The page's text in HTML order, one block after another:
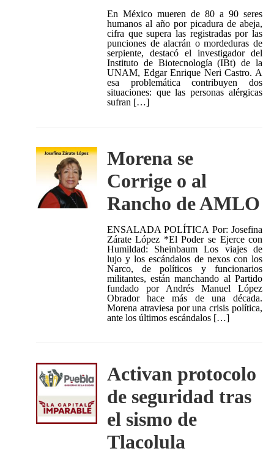
En México mueren de 80 a 90 seres
humanos al año por picadura de abeja,
cifra que supera las registradas por las
punciones de alacrán o mordeduras de
serpiente, destacó el investigador del
Instituto de Biotecnología (IBt) de la
UNAM, Edgar Enrique Neri Castro. A
esa problemática contribuyen dos
situaciones: que las personas alérgicas
sufran […]
Morena se
Corrige o al
Rancho de AMLO
ENSALADA POLÍTICA Por: Josefina
Zárate López *El Poder se Ejerce con
Humildad: Sheinbaum Los viajes de
lujo y los escándalos de nexos con los
Narco, de políticos y funcionarios
militantes, están manchando al Partido
fundado por Andrés Manuel López
Obrador hace más de una década.
Morena atraviesa por una crisis política,
ante los últimos escándalos […]
Activan protocolo
de seguridad tras
el sismo de
Tlacolula